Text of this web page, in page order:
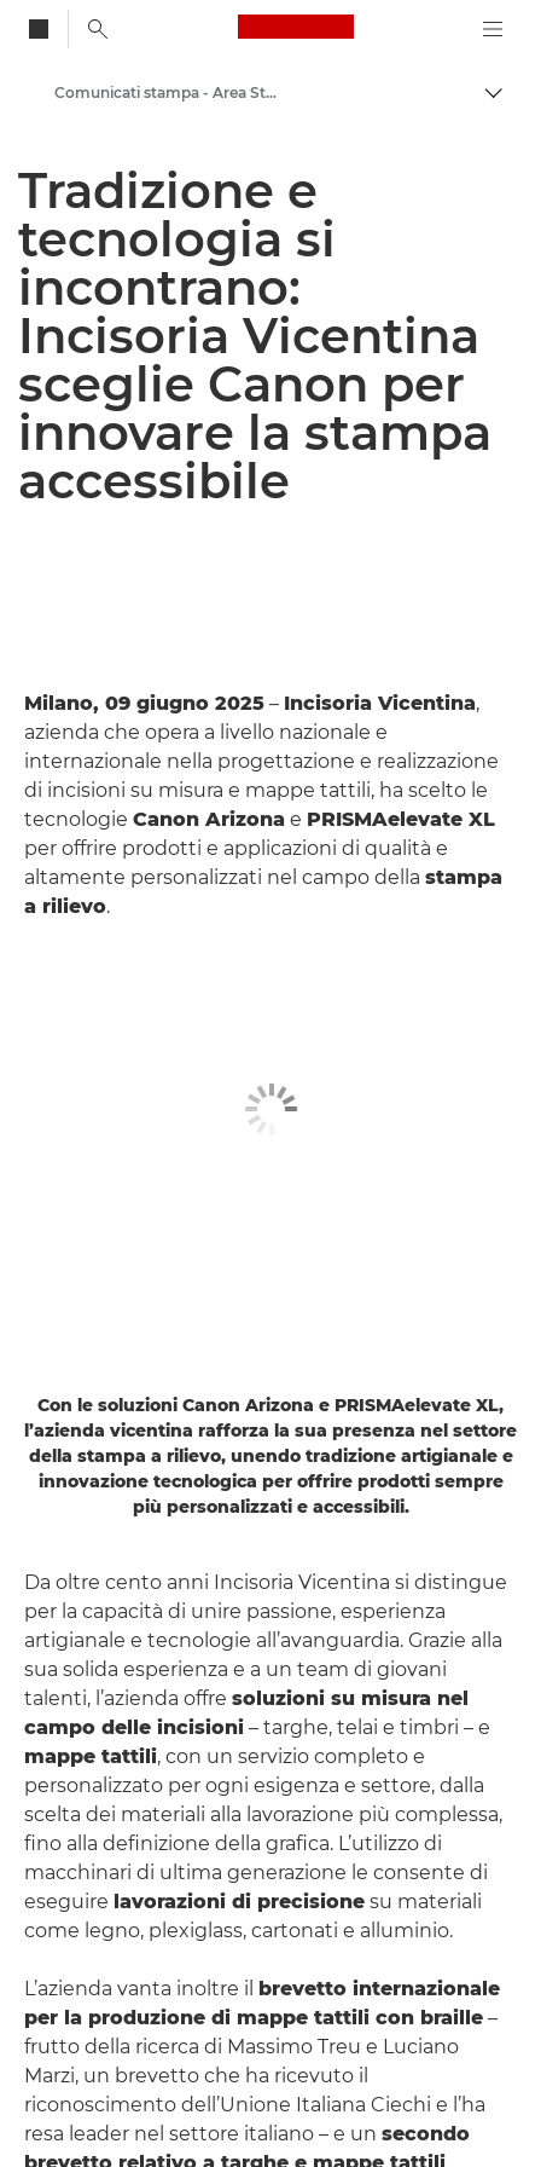
Canon Logo, back
Area stampa
Comunicati stampa - Area Stampa di Canon
Tradizione e
tecnologia si
incontrano:
Incisoria Vicentina
sceglie Canon per
innovare la stampa
accessibile
Milano, 09 giugno 2025 – Incisoria Vicentina,
azienda che opera a livello nazionale e
internazionale nella progettazione e realizzazione
di incisioni su misura e mappe tattili, ha scelto le
tecnologie Canon Arizona e PRISMAelevate XL
per offrire prodotti e applicazioni di qualità e
altamente personalizzati nel campo della stampa
a rilievo.
Con le soluzioni Canon Arizona e PRISMAelevate XL,
l’azienda vicentina rafforza la sua presenza nel settore
della stampa a rilievo, unendo tradizione artigianale e
innovazione tecnologica per offrire prodotti sempre
più personalizzati e accessibili.
Da oltre cento anni Incisoria Vicentina si distingue
per la capacità di unire passione, esperienza
artigianale e tecnologie all’avanguardia. Grazie alla
sua solida esperienza e a un team di giovani
talenti, l’azienda offre soluzioni su misura nel
campo delle incisioni – targhe, telai e timbri – e
mappe tattili, con un servizio completo e
personalizzato per ogni esigenza e settore, dalla
scelta dei materiali alla lavorazione più complessa,
fino alla definizione della grafica. L’utilizzo di
macchinari di ultima generazione le consente di
eseguire lavorazioni di precisione su materiali
come legno, plexiglass, cartonati e alluminio.
L’azienda vanta inoltre il brevetto internazionale
per la produzione di mappe tattili con braille –
frutto della ricerca di Massimo Treu e Luciano
Marzi, un brevetto che ha ricevuto il
riconoscimento dell’Unione Italiana Ciechi e l’ha
resa leader nel settore italiano – e un secondo
brevetto relativo a targhe e mappe tattili